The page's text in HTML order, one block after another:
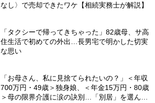
なし〉で売却できたワケ【相続実務士が解説】
「タクシーで帰ってきちゃった」82歳母、サ高
住生活で初めての外出…長男宅で明かした切実
な思い
「お母さん、私に見捨てられたいの？」＜年収
700万円・49歳＞独身娘、＜年金15万円・80歳
＞母の限界介護に涙の訣別…「別居」を選んだ